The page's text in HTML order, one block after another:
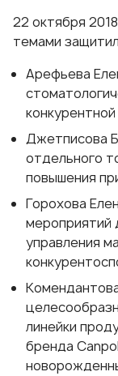
22 октября
темами
Арефьева
Джетписова
отдельного
повышения
Горохова
мероприятий
управления
линейки
бренда